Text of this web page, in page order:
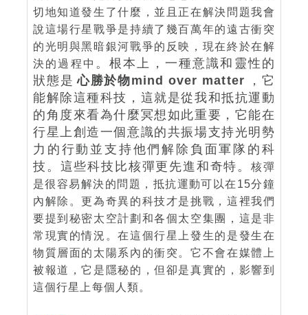
切地知道發生了什麼，並且正在解決問題我會
說這場行星戰爭是持續了幾百萬年的遠古衝突
的光明與黑暗銀河戰爭的反映，現在終於在解
決的過程中 。根本上，一種意識和靈性的
狀態是 心勝於物mind over matter
，它
能解除這種科技，這就是從我和抵抗運動
的角度來看為什麼冥想如此重要，它能在
行星上創造一個意識的共振場支持光明勢
力的行動並支持他們解除負面軍隊的科
技。這些科技比核彈更先進和奇特。核彈
是很容易解決的問題，抵抗運動可以在15分鐘
內解除。更為奇異的科技才是挑戰，這裡我們
要提到秘密太空計劃和各個太空集團，這是非
常現實的情況。在這個行星上發生的是發生在
物質層面的太陽系內的衝突。它不會在媒體上
被報道，它是隱秘的，但卻是真實的，影響到
這個行星上每個人類。